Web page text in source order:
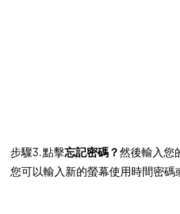
步驟3. 點擊忘記密碼？然後輸入您
您可以輸入新的螢幕使用時間密碼